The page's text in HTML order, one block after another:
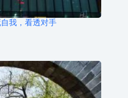
我，看透对手